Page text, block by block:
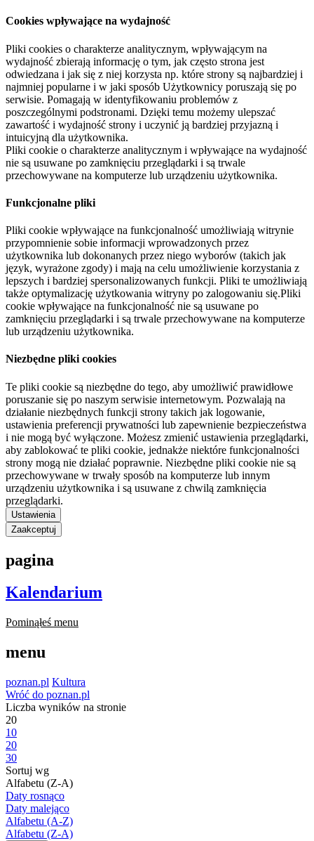
Cookies wpływające na wydajność
Pliki cookies o charakterze analitycznym, wpływającym na
wydajność zbierają informację o tym, jak często strona jest
odwiedzana i jak się z niej korzysta np. które strony są najbardziej i
najmniej popularne i w jaki sposób Użytkownicy poruszają się po
serwisie. Pomagają w identyfikowaniu problemów z
poszczególnymi podstronami. Dzięki temu możemy ulepszać
zawartość i wydajność strony i uczynić ją bardziej przyjazną i
intuicyjną dla użytkownika.
Pliki cookie o charakterze analitycznym i wpływające na wydajność
nie są usuwane po zamknięciu przeglądarki i są trwale
przechowywane na komputerze lub urządzeniu użytkownika.
Funkcjonalne pliki
Pliki cookie wpływające na funkcjonalność umożliwiają witrynie
przypomnienie sobie informacji wprowadzonych przez
użytkownika lub dokonanych przez niego wyborów (takich jak
język, wyrażone zgody) i mają na celu umożliwienie korzystania z
lepszych i bardziej spersonalizowanych funkcji. Pliki te umożliwiają
także optymalizację użytkowania witryny po zalogowaniu się.Pliki
cookie wpływające na funkcjonalność nie są usuwane po
zamknięciu przeglądarki i są trwale przechowywane na komputerze
lub urządzeniu użytkownika.
Niezbędne pliki cookies
Te pliki cookie są niezbędne do tego, aby umożliwić prawidłowe
poruszanie się po naszym serwisie internetowym. Pozwalają na
działanie niezbędnych funkcji strony takich jak logowanie,
ustawienia preferencji prywatności lub zapewnienie bezpieczeństwa
i nie mogą być wyłączone. Możesz zmienić ustawienia przeglądarki,
aby zablokować te pliki cookie, jednakże niektóre funkcjonalności
strony mogą nie działać poprawnie. Niezbędne pliki cookie nie są
przechowywane w trwały sposób na komputerze lub innym
urządzeniu użytkownika i są usuwane z chwilą zamknięcia
przeglądarki.
Ustawienia
Zaakceptuj
pagina
Kalendarium
Pominąłeś menu
menu
poznan.pl Kultura
Wróć do poznan.pl
Liczba wyników na stronie
20
10
20
30
Sortuj wg
Alfabetu (Z-A)
Daty rosnąco
Daty malejąco
Alfabetu (A-Z)
Alfabetu (Z-A)